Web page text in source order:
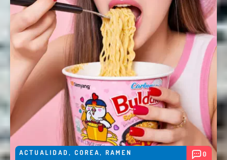
ACTUALIDAD , COREA, RAMEN 0
Enviar